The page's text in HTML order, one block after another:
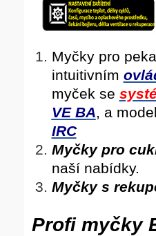
Myčky pro
intuitivním
myček se
VE BA, a
IRC
Myčky pro
naší nabídky.
Myčky s
Profi myčky